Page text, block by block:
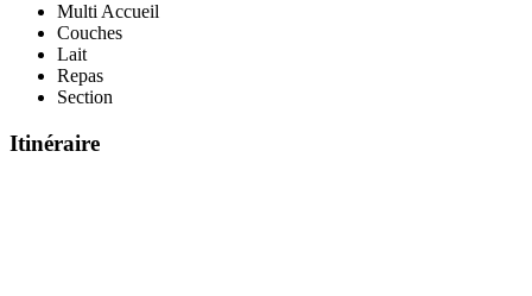
Multi Accueil
Couches
Lait
Repas
Section
Itinéraire